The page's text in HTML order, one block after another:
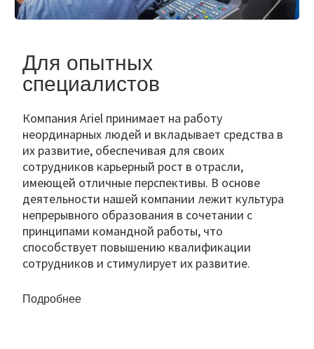
Для опытных
специалистов
Компания Ariel принимает на работу
неординарных людей и вкладывает средства в
их развитие, обеспечивая для своих
сотрудников карьерный рост в отрасли,
имеющей отличные перспективы. В основе
деятельности нашей компании лежит культура
непрерывного образования в сочетании с
принципами командной работы, что
способствует повышению квалификации
сотрудников и стимулирует их развитие.
Подробнее